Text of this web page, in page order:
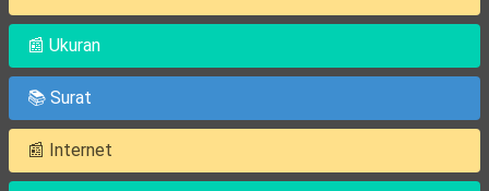
📰 Ukuran
📚 Surat
📰 Internet